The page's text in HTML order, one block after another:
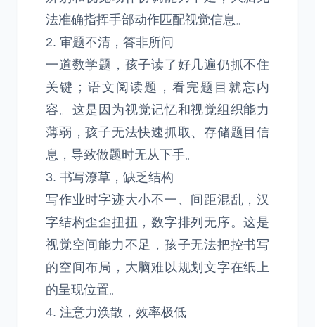
法准确指挥手部动作匹配视觉信息。
2. 审题不清，答非所问
一道数学题，孩子读了好几遍仍抓不住
关键；语文阅读题，看完题目就忘内
容。这是因为视觉记忆和视觉组织能力
薄弱，孩子无法快速抓取、存储题目信
息，导致做题时无从下手。
3. 书写潦草，缺乏结构
写作业时字迹大小不一、间距混乱，汉
字结构歪歪扭扭，数字排列无序。这是
视觉空间能力不足，孩子无法把控书写
的空间布局，大脑难以规划文字在纸上
的呈现位置。
4. 注意力涣散，效率极低